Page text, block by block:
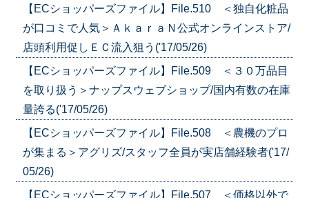
【ECショッパーズファイル】File.510 ＜独自化粧品
が口コミで人気＞ＡｋａｒａＮ公式オンラインストア/
店頭利用促しＥＣ流入狙う('17/05/26)
【ECショッパーズファイル】File.509 ＜３０万品目
を取り扱う＞ナップスウェブショップ/国内有数の在庫
量誇る('17/05/26)
【ECショッパーズファイル】File.508 ＜農機のプロ
が集まる＞アグリズ/スタッフ全員が実店舗経験者('17/
05/26)
【ECショッパーズファイル】File.507 ＜価格以外で